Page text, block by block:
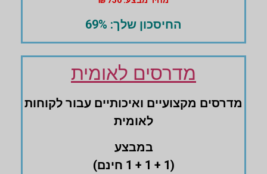
החיסכון שלך: 69%
מדרסים לאומית
מדרסים ‏מקצועיים ואיכותיים עבור לקוחות
לאומית
במבצע
(1 + 1 + 1 חינם)